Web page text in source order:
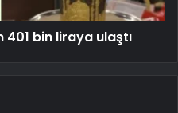
401 bin liraya ulaştı